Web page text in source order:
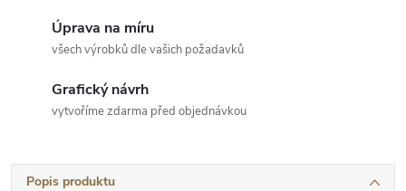
Úprava na míru
všech výrobků dle vašich požadavků
Grafický návrh
vytvoříme zdarma před objednávkou
Popis produktu